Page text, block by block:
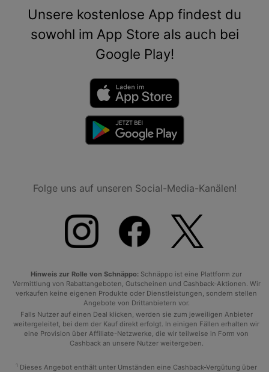
Unsere kostenlose App findest du
sowohl im App Store als auch bei
Google Play!
Folge uns auf unseren Social-Media-Kanälen!
Hinweis zur Rolle von Schnäppo: Schnäppo ist eine Plattform zur
Vermittlung von Rabattangeboten, Gutscheinen und Cashback-Aktionen. Wir
verkaufen keine eigenen Produkte oder Dienstleistungen, sondern stellen
Angebote von Drittanbietern vor.
Falls Nutzer auf einen Deal klicken, werden sie zum jeweiligen Anbieter
weitergeleitet, bei dem der Kauf direkt erfolgt. In einigen Fällen erhalten wir
eine Provision über Affiliate-Netzwerke, die wir teilweise in Form von
Cashback an unsere Nutzer weitergeben.
1 Dieses Angebot enthält unter Umständen eine Cashback-Vergütung über